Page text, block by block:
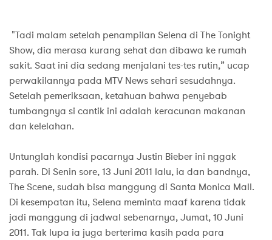
"Tadi malam setelah penampilan Selena di The Tonight
Show, dia merasa kurang sehat dan dibawa ke rumah
sakit. Saat ini dia sedang menjalani tes-tes rutin,” ucap
perwakilannya pada MTV News sehari sesudahnya.
Setelah pemeriksaan, ketahuan bahwa penyebab
tumbangnya si cantik ini adalah keracunan makanan
dan kelelahan.
Untunglah kondisi pacarnya Justin Bieber ini nggak
parah. Di Senin sore, 13 Juni 2011 lalu, ia dan bandnya,
The Scene, sudah bisa manggung di Santa Monica Mall.
Di kesempatan itu, Selena meminta maaf karena tidak
jadi manggung di jadwal sebenarnya, Jumat, 10 Juni
2011. Tak lupa ia juga berterima kasih pada para